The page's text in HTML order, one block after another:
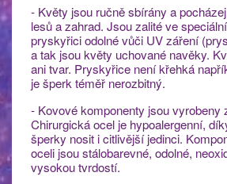
- Květy jsou ručně sbírány a
lesů a zahrad. Jsou zalité ve
pryskyřici odolné vůči UV záření
a tak jsou květy uchované navěky.
ani tvar. Pryskyřice není křehká
je šperk téměř nerozbitný.
- Kovové komponenty jsou vyrobeny
Chirurgická ocel je hypoalergenní,
šperky nosit i citlivější jedinci.
oceli jsou stálobarevné, odolné,
vysokou tvrdostí.